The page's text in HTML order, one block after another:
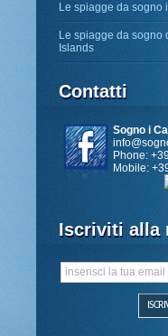
Le spiagge da sogno
Le spiagge da sogno
Islands
Contatti
Sogno i
Phone:
Mobile:
Iscriviti alla